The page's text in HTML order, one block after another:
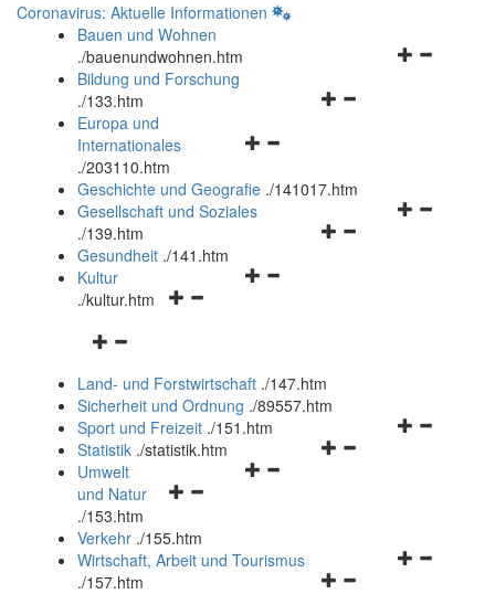
Coronavirus: Aktuelle Informationen
Bauen und Wohnen
./bauenundwohnen.htm
Navigationsmenü
Bildung und Forschung
./133.htm
Navigationsmenü
und
schließen
Europa und
Internationales
./203110.htm
Geschichte und Geografie ./141017.htm
Navigationsmenü
Gesellschaft und Soziales
./139.htm
Navigationsmenü
Gesundheit ./141.htm
Navigationsmenü
Kultur
./kultur.htm
Navigationsmenü
und
schließen
Land- und Forstwirtschaft ./147.htm
Sicherheit und Ordnung ./89557.htm
Navigationsmenü
Sport und Freizeit ./151.htm
Navigationsmenü
Statistik ./statistik.htm
Navigationsmenü
und
schließen
Umwelt
und Natur
./153.htm
Verkehr ./155.htm
Navigationsmenü
Wirtschaft, Arbeit und Tourismus
./157.htm